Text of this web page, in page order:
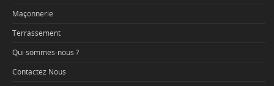
Maçonnerie
Terrassement
Qui sommes-nous ?
Contactez Nous